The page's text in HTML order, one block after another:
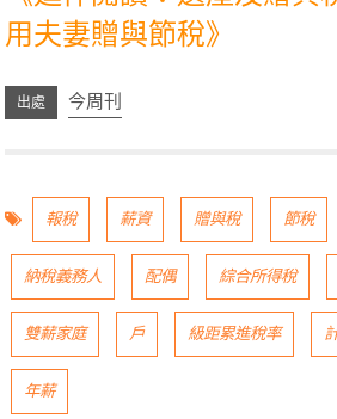
用夫妻贈與節稅》
今周刊
報稅 薪資 贈與稅 節稅
納稅義務人 配偶 綜合所得稅
雙薪家庭 戶 級距累進稅率
年薪